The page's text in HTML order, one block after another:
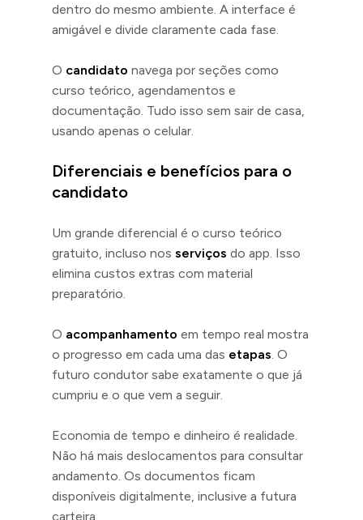
dentro do mesmo ambiente. A interface é
amigável e divide claramente cada fase.
O candidato navega por seções como
curso teórico, agendamentos e
documentação. Tudo isso sem sair de casa,
usando apenas o celular.
Diferenciais e benefícios para o
candidato
Um grande diferencial é o curso teórico
gratuito, incluso nos serviços do app. Isso
elimina custos extras com material
preparatório.
O acompanhamento em tempo real mostra
o progresso em cada uma das etapas. O
futuro condutor sabe exatamente o que já
cumpriu e o que vem a seguir.
Economia de tempo e dinheiro é realidade.
Não há mais deslocamentos para consultar
andamento. Os documentos ficam
disponíveis digitalmente, inclusive a futura
carteira.